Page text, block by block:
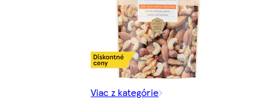
Viac z kategórie